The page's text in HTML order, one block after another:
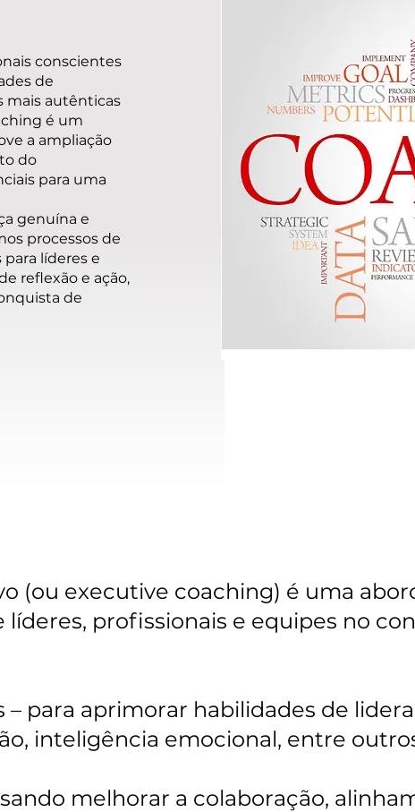
conscientes
de
mais autênticas
é um
a ampliação
do
para uma
genuína e
processos de
líderes e
reflexão e ação,
de
Modalidades
(ou executive coaching) é uma
profissionais e equipes no
– para aprimorar habilidades de
inteligência emocional, entre
melhorar a colaboração,